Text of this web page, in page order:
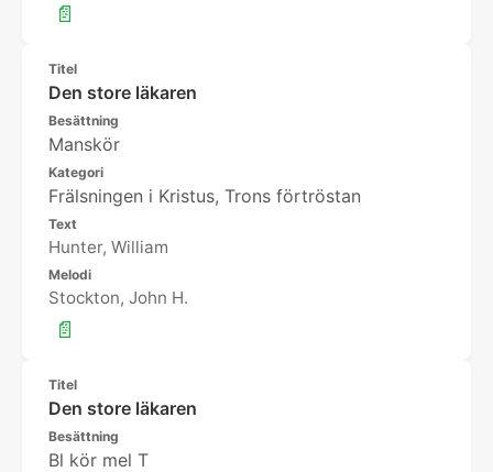
📄
Titel
Den store läkaren
Besättning
Manskör
Kategori
Frälsningen i Kristus, Trons förtröstan
Text
Hunter, William
Melodi
Stockton, John H.
📄
Titel
Den store läkaren
Besättning
Bl kör mel T